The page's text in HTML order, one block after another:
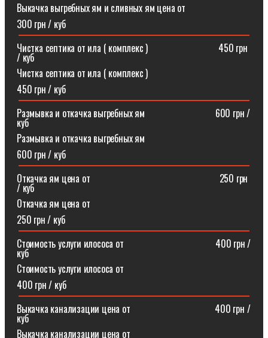
Выкачка выгребных ям и сливных ям цена от
300 грн / куб
Чистка септика от ила ( комплекс )⠀⠀⠀⠀⠀⠀⠀⠀⠀⠀450 грн
/ куб
Чистка септика от ила ( комплекс )
450 грн / куб
Размывка и откачка выгребных ям⠀⠀⠀⠀⠀⠀⠀⠀⠀⠀600 грн /
куб
Размывка и откачка выгребных ям
600 грн / куб
Откачка ям цена от ⠀⠀⠀⠀⠀⠀⠀⠀⠀⠀⠀⠀⠀⠀⠀⠀⠀⠀250 грн
/ куб
Откачка ям цена от
250 грн / куб
Стоимость услуги илососа от⠀⠀⠀⠀⠀⠀⠀⠀⠀⠀⠀⠀⠀400 грн /
куб
Стоимость услуги илососа от
400 грн / куб
Выкачка канализации цена от⠀⠀⠀⠀⠀⠀⠀⠀⠀⠀⠀⠀400 грн /
куб
Выкачка канализации цена от